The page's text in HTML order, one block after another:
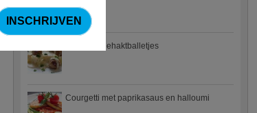
Zweedse gehaktballetjes
Courgetti met paprikasaus en halloumi